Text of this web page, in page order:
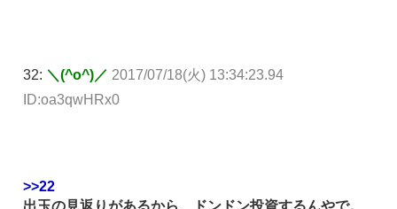
32: ＼(^o^)／ 2017/07/18(火) 13:34:23.94
ID:oa3qwHRx0
>>22